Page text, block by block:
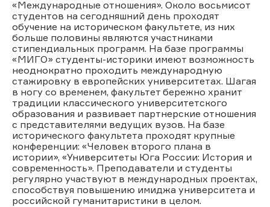
«Международные отношения». Около восьмисот
студентов на сегодняшний день проходят
обучение на историческом факультете, из них
больше половины являются участниками
стипендиальных программ. На базе программы
«МИГО» студенты-историки имеют возможность
неоднократно проходить международную
стажировку в европейских университетах. Шагая
в ногу со временем, факультет бережно хранит
традиции классического университетского
образования и развивает партнерские отношения
с представителями ведущих вузов. На базе
исторического факультета проходят крупные
конференции: «Человек второго плана в
истории», «Университеты Юга России: История и
современность». Преподаватели и студенты
регулярно участвуют в международных проектах,
способствуя повышению имиджа университета и
российской гуманитаристики в целом.